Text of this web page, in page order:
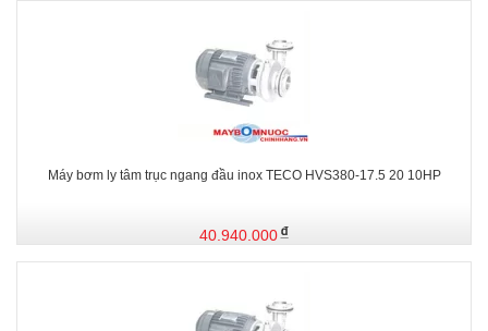
Máy bơm ly tâm trục ngang đầu inox TECO HVS380-17.5 20 10HP
40.940.000